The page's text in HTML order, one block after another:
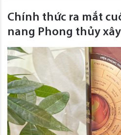
Chính thức ra mắt
nang Phong thủy